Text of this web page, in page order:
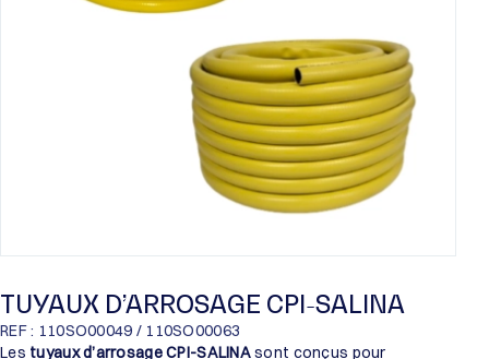
TUYAUX D’ARROSAGE CPI-SALINA
REF : 110SO00049 / 110SO00063
Les tuyaux d’arrosage CPI-SALINAsont conçus pour